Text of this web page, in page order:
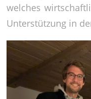
welches
Unterstützung in